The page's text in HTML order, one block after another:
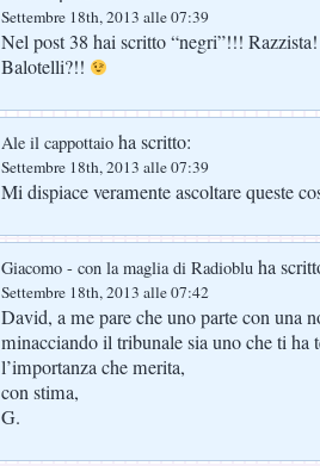
Settembre 18th, 2013 alle 07:39
Nel post 38 hai scritto “negri”!!!
Balotelli?!!
Ale il cappottaio ha scritto:
Settembre 18th, 2013 alle 07:39
Mi dispiace veramente ascoltare queste
Giacomo - con la maglia di Radioblu ha
Settembre 18th, 2013 alle 07:42
David, a me pare che uno parte con una
minacciando il tribunale sia uno che ti
l’importanza che merita,
con stima,
G.